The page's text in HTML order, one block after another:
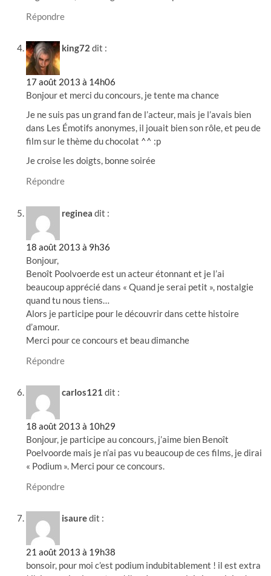
Répondre
king72 dit :
17 août 2013 à 14h06
Bonjour et merci du concours, je tente ma chance
Je ne suis pas un grand fan de l’acteur, mais je l’avais bien
dans Les Émotifs anonymes, il jouait bien son rôle, et peu de
film sur le thème du chocolat ^^ :p
Je croise les doigts, bonne soirée
Répondre
reginea dit :
18 août 2013 à 9h36
Bonjour,
Benoît Poolvoerde est un acteur étonnant et je l’ai
beaucoup apprécié dans « Quand je serai petit », nostalgie
quand tu nous tiens…
Alors je participe pour le découvrir dans cette histoire
d’amour.
Merci pour ce concours et beau dimanche
Répondre
carlos121 dit :
18 août 2013 à 10h29
Bonjour, je participe au concours, j’aime bien Benoît
Poelvoorde mais je n’ai pas vu beaucoup de ces films, je dirai
« Podium ». Merci pour ce concours.
Répondre
isauredit :
21 août 2013 à 19h38
bonsoir, pour moi c’est podium indubitablement ! il est extra